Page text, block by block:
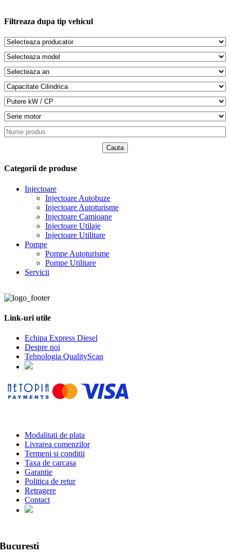
variații.
pot
fi
în
pagina
Filtreaza dupa tip vehicul
Categorii de produse
Injectoare
Injectoare Autobuze
Injectoare Autoturisme
Injectoare Camioane
Injectoare Utilaje
Injectoare Utilitare
Pompe
Pompe Autoturisme
Pompe Utilitare
Servicii
Link-uri utile
Echipa Express Diesel
Despre noi
Tehnologia QualityScan
Modalitati de plata
Livrarea comenzilor
Termeni si conditii
Taxa de carcasa
Garantie
Politica de retur
Retragere
Contact
Bucuresti